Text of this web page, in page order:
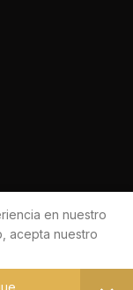
reservados.
en nuestro
acepta nuestro